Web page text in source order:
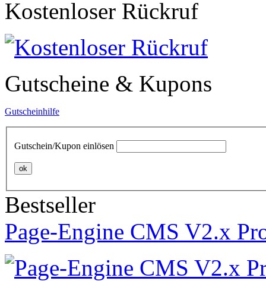
Kostenloser Rückruf
Gutscheine & Kupons
Gutscheinhilfe
Gutschein/Kupon einlösen
ok
Bestseller
Page-Engine CMS V2.x